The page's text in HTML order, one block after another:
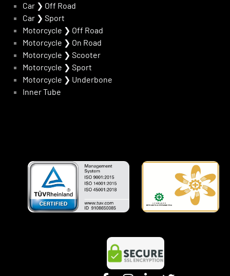
Car ❯ Off Road
Car ❯ Sport
Motorcycle ❯ Off Road
Motorcycle ❯ On Road
Motorcycle ❯ Scooter
Motorcycle ❯ Sport
Motorcycle ❯ Underbone
Inner Tube